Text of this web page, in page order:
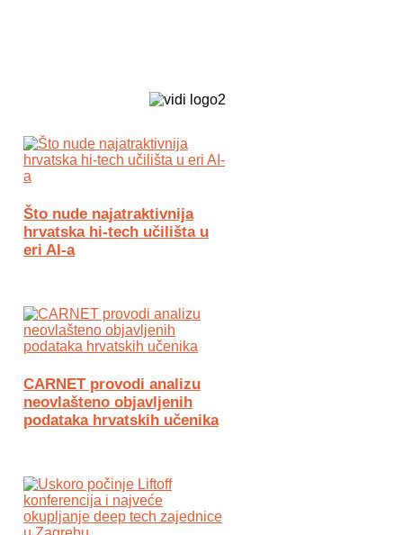
Što nude najatraktivnija
hrvatska hi-tech učilišta u
eri AI-a
CARNET provodi analizu
neovlašteno objavljenih
podataka hrvatskih učenika